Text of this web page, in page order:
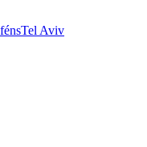
Tel Aviv